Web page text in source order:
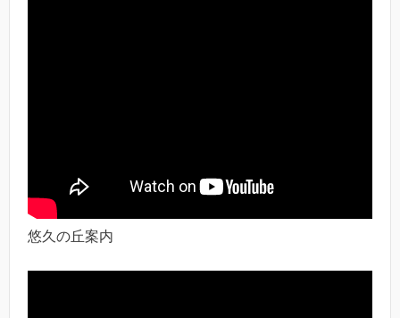
悠久の丘案内